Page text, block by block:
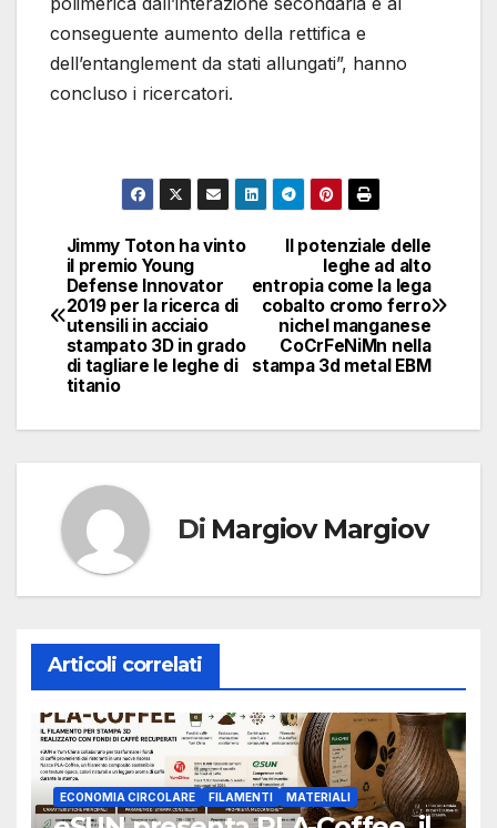
conseguente aumento della rettifica e
dell’entanglement da stati allungati”, hanno
concluso i ricercatori.
Navigazione
articoli
Il potenziale delle
leghe ad alto
entropia come la lega
cobalto cromo ferro
nichel manganese
CoCrFeNiMn nella
stampa 3d metal EBM
Jimmy Toton ha vinto
il premio Young
Defense Innovator
2019 per la ricerca di
utensili in acciaio
stampato 3D in grado
di tagliare le leghe di
titanio
Di Margiov Margiov
Articoli correlati
ECONOMIA CIRCOLARE FILAMENTI MATERIALI